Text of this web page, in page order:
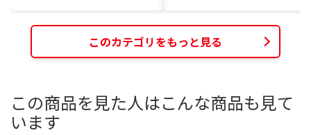
このカテゴリをもっと見る
この商品を見た人はこんな商品も見て
います